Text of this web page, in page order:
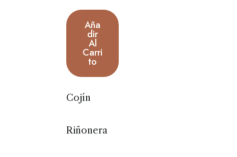
Aña
Dir
Al
Carri
To
Cojín
Riñonera